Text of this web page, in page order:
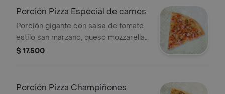
Porción Pizza Especial de carnes
Porción gigante con salsa de tomate
estilo san marzano, queso mozzarella,
queso parmesano, pepperoni,
$ 17.500
Porción Pizza Champiñones